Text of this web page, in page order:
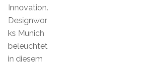
Innovation.
Designwor
ks Munich
beleuchtet
in diesem